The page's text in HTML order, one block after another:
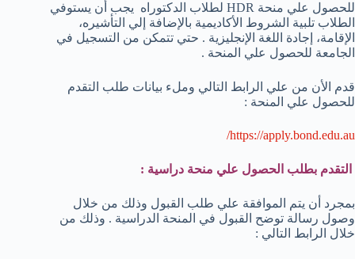
للحصول علي منحة HDR لطلاب الدكتوراه يجب أن يستوفي
الطلاب تلبية الشروط الأكاديمية بالإضافة إلي التأشيره،
الإقامة، إجادة اللغة الإنجليزية . حتي تتمكن من التسجيل في
الجامعة للحصول علي المنحة .
قدم الأن من علي الرابط التالي وملء بيانات طلب التقدم
للحصول علي المنحة :
https://apply.bond.edu.au/
التقدم بطلب الحصول علي منحة دراسية :
بمجرد أن يتم الموافقة علي طلب القبول وذلك من خلال
وصول رسالة توضح القبول في المنحة الدراسية . وذلك من
خلال الرابط التالي :